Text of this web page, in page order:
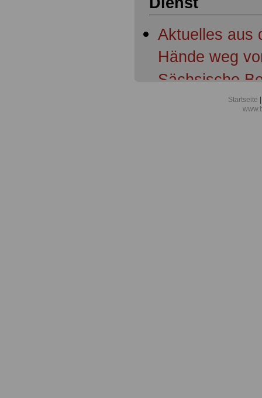
Aktuelles aus
Hände weg
Sächsische
AktuellesStartseite